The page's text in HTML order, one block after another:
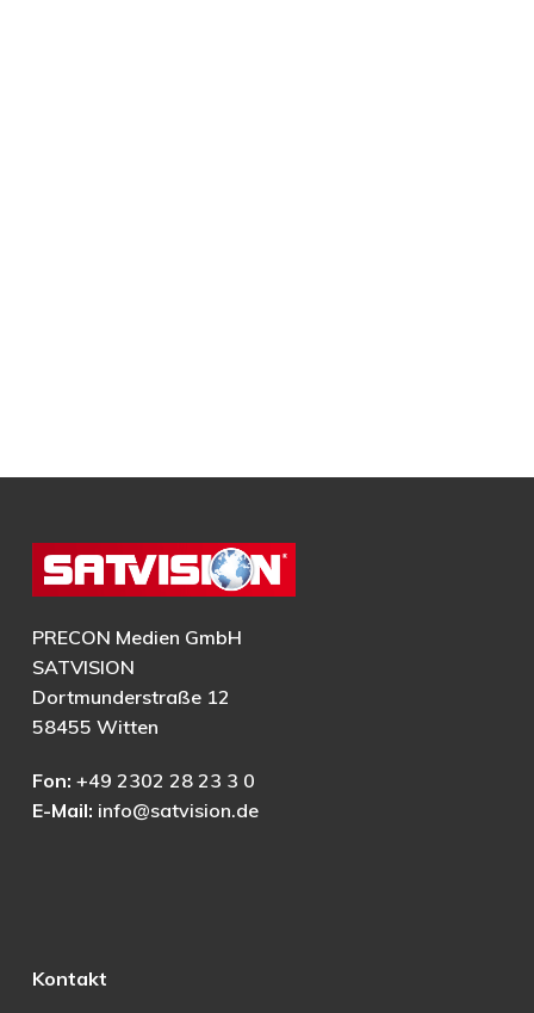
PRECON Medien GmbH
SATVISION
Dortmunderstraße 12
58455 Witten
Fon: +49 2302 28 23 3 0
E-Mail: info@satvision.de
Kontakt